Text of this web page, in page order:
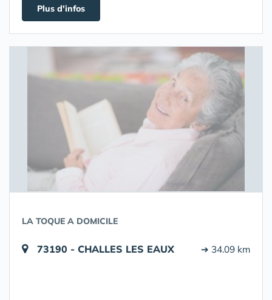
Plus d'infos
LA TOQUE A DOMICILE
73190 - CHALLES LES EAUX ➔ 34.09 km